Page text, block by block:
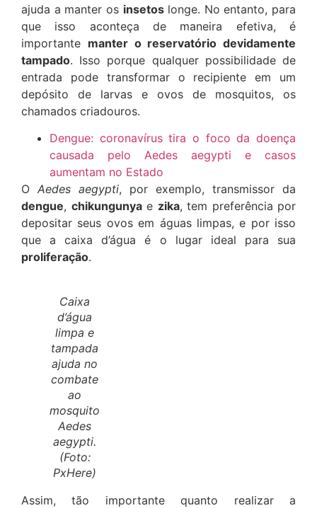
ajuda a manter os insetoslonge. No entanto, para
que isso aconteça de maneira efetiva, é
importante manter o reservatório devidamente
tampado. Isso porque qualquer possibilidade de
entrada pode transformar o recipiente em um
depósito de larvas e ovos de mosquitos, os
chamados criadouros.
Dengue: coronavírus tira o foco da doença
causada pelo Aedes aegypti e casos
aumentam no Estado
O Aedes aegypti, por exemplo, transmissor da
dengue, chikungunyae zika, tem preferência por
depositar seus ovos em águas limpas, e por isso
que a caixa d’água é o lugar ideal para sua
proliferação.
Caixa
d’água
limpa e
tampada
ajuda no
combate
ao
mosquito
Aedes
aegypti.
(Foto:
PxHere)
Assim, tão importante quanto realizar a